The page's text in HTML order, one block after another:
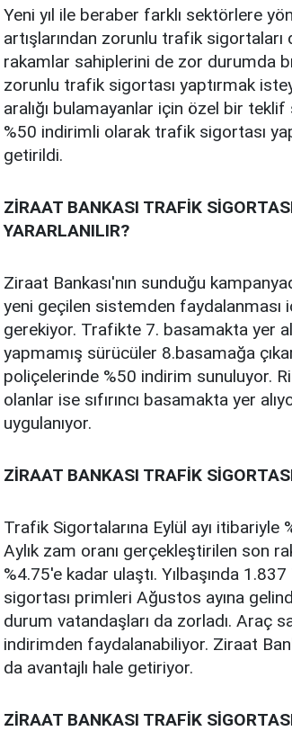
Yeni yıl ile beraber farklı sektörlere
artışlarından zorunlu trafik sigortaları
rakamlar sahiplerini de zor durumda
zorunlu trafik sigortası yaptırmak
aralığı bulamayanlar için özel bir
%50 indirimli olarak trafik sigortası
getirildi.
ZİRAAT BANKASI TRAFİK
YARARLANILIR?
Ziraat Bankası'nın sunduğu
yeni geçilen sistemden faydalanması
gerekiyor. Trafikte 7. basamakta yer
yapmamış sürücüler 8.basamağa
poliçelerinde %50 indirim sunuluyor.
olanlar ise sıfırıncı basamakta yer
uygulanıyor.
ZİRAAT BANKASI TRAFİK
Trafik Sigortalarına Eylül ayı itibariyle
Aylık zam oranı gerçekleştirilen son
%4.75'e kadar ulaştı. Yılbaşında
sigortası primleri Ağustos ayına
durum vatandaşları da zorladı. Araç
indirimden faydalanabiliyor. Ziraat
da avantajlı hale getiriyor.
ZİRAAT BANKASI TRAFİK